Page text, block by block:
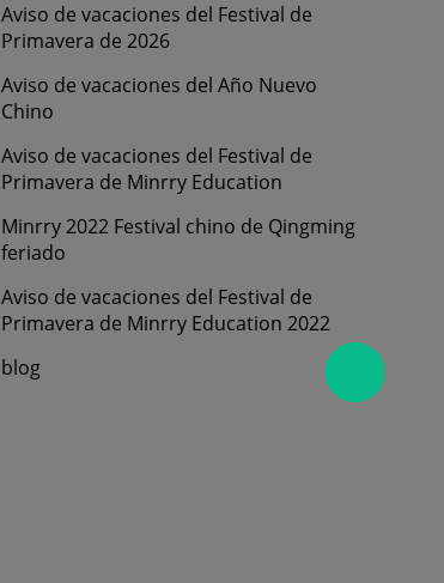
Aviso de vacaciones del Festival de
Primavera de 2026
Aviso de vacaciones del Año Nuevo
Chino
Aviso de vacaciones del Festival de
Primavera de Minrry Education
Minrry 2022 Festival chino de Qingming
feriado
Aviso de vacaciones del Festival de
Primavera de Minrry Education 2022
blog